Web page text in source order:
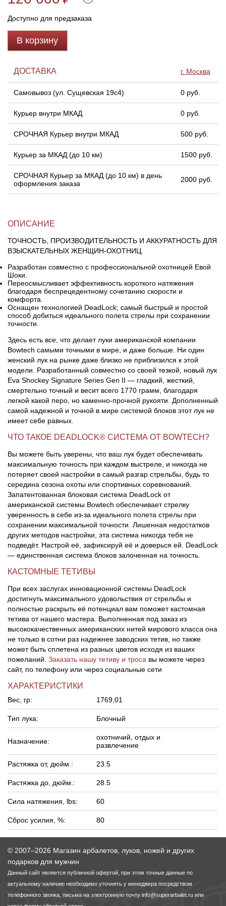
Доступно для предзаказа
В корзину
ДОСТАВКА г. Москва
Самовывоз (ул. Сущевская 19с4) 0 руб.
Курьер внутри МКАД 0 руб.
СРОЧНАЯ Курьер внутри МКАД 500 руб.
Курьер за МКАД (до 10 км) 1500 руб.
СРОЧНАЯ Курьер за МКАД (до 10 км) в день
оформления заказа
2000 руб.
ОПИСАНИЕ
ТОЧНОСТЬ, ПРОИЗВОДИТЕЛЬНОСТЬ И АККУРАТНОСТЬ ДЛЯ
ВЗЫСКАТЕЛЬНЫХ ЖЕНЩИН-ОХОТНИЦ.
Разработан совместно с профессиональной охотницей Евой
Шоки.
Переосмысливает эффективность короткого натяжения
благодаря беспрецедентному сочетанию скорости и
комфорта.
Оснащен технологией DeadLock; самый быстрый и простой
способ добиться идеального полета стрелы при сохранении
точности.
Здесь есть все, что делает луки американской компании
Bowtech самыми точными в мире, и даже больше. Ни один
женский лук на рынке даже близко не приблизился к этой
модели. Разработанный совместно со своей тезкой, новый лук
Eva Shockey Signature Series Gen II — гладкий, жесткий,
смертельно точный и весит всего 1770 грамм, благодаря
легкой какой перо, но каменно-прочной рукояти. Дополненный
самой надежной и точной в мире системой блоков этот лук не
имеет себе равных.
ЧТО ТАКОЕ DEADLOCK® СИСТЕМА ОТ BOWTECH?
Вы можете быть уверены, что ваш лук будет обеспечивать
максимальную точность при каждом выстреле, и никогда не
потеряет своей настройки в самый разгар стрельбы, будь то
середина сезона охоты или спортивных соревнований.
Запатентованная блоковая система DeadLock от
американской системы Bowtech обеспечивает стрелку
уверенность в себе из-за идеального полета стрелы при
сохранении максимальной точности. Лишенная недостатков
других методов настройки, эта система никогда тебя не
подведёт. Настрой её, зафиксируй её и доверься ей. DeadLock
— единственная система блоков залоченная на точность.
КАСТОМНЫЕ ТЕТИВЫ
При всех заслугах инновационной системы DeadLock
достигнуть максимального удовольствия от стрельбы и
полностью раскрыть её потенциал вам поможет кастомная
тетива от нашего мастера. Выполненная под заказ из
высококачественных американских нитей мирового класса она
не только в сотни раз надежнее заводских тетив, но также
может быть сплетена из разных цветов исходя из ваших
пожеланий. Заказать нашу тетиву и троса вы можете через
сайт, по телефону или через социальные сети
ХАРАКТЕРИСТИКИ
Вес, гр: 1769,01
Тип лука: Блочный
Назначение:
охотничий, отдых и
развлечение
Растяжка от, дюйм.: 23.5
Растяжка до, дюйм.: 28.5
Сила натяжения, lbs: 60
Сброс усилия, %: 80
© 2007–2026 Магазин арбалетов, луков, ножей и других
подарков для мужчин
Данный сайт является публичной офертой, при этом точные данные по
актуальному наличию необходимо уточнять у менеджера посредством
телефонного звонка, письма на электронную почту info@superarbalet.ru или
Линейки для настройки лука
Полочки для лука
Кликеры для лука
Плунжеры для лука
Охотничьи ножи
Ножи складные